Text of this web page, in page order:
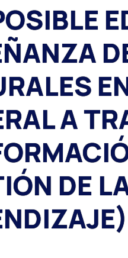
A
DE